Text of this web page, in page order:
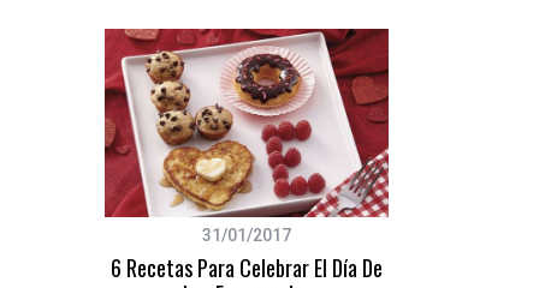
31/01/2017
6 Recetas Para Celebrar El Día De